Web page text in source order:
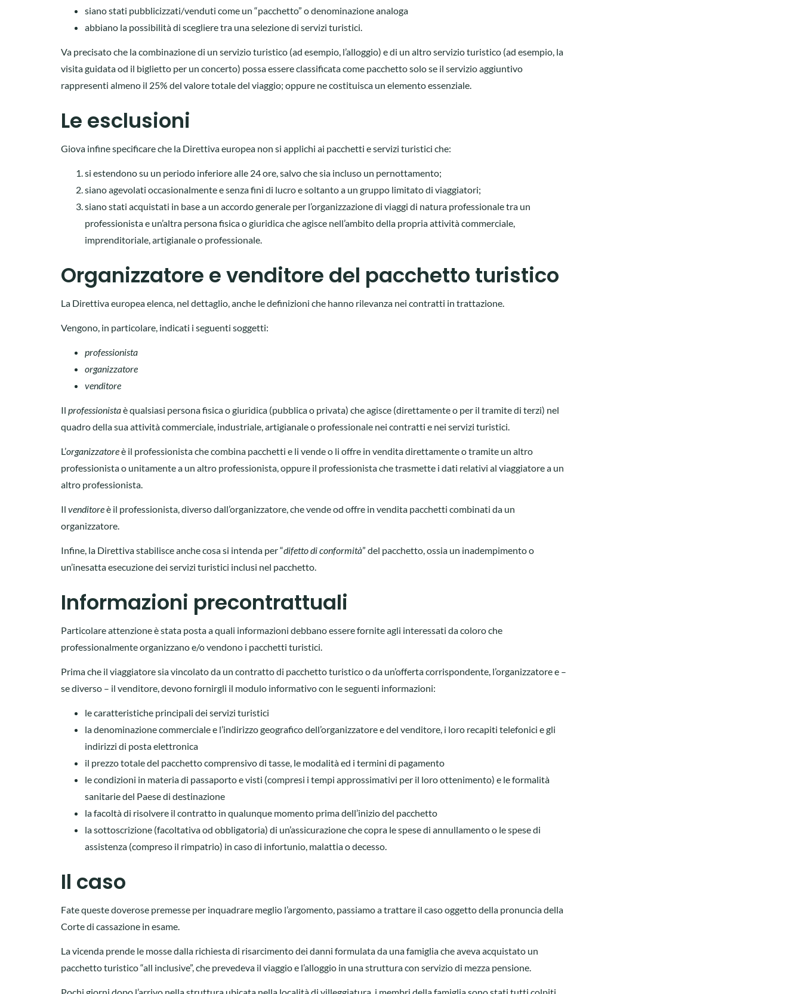
siano stati pubblicizzati/venduti come un “pacchetto” o denominazione analoga
abbiano la possibilità di scegliere tra una selezione di servizi turistici.
Va precisato che la combinazione di un servizio turistico (ad esempio, l’alloggio) e di un altro servizio turistico (ad esempio, la
visita guidata od il biglietto per un concerto) possa essere classificata come pacchetto solo se il servizio aggiuntivo
rappresenti almeno il 25% del valore totale del viaggio; oppure ne costituisca un elemento essenziale.
Le esclusioni
Giova infine specificare che la Direttiva europea non si applichi ai pacchetti e servizi turistici che:
si estendono su un periodo inferiore alle 24 ore, salvo che sia incluso un pernottamento;
siano agevolati occasionalmente e senza fini di lucro e soltanto a un gruppo limitato di viaggiatori;
siano stati acquistati in base a un accordo generale per l’organizzazione di viaggi di natura professionale tra un
professionista e un’altra persona fisica o giuridica che agisce nell’ambito della propria attività commerciale,
imprenditoriale, artigianale o professionale.
Organizzatore e venditore del pacchetto turistico
La Direttiva europea elenca, nel dettaglio, anche le definizioni che hanno rilevanza nei contratti in trattazione.
Vengono, in particolare, indicati i seguenti soggetti:
professionista
organizzatore
venditore
Il professionistaè qualsiasi persona fisica o giuridica (pubblica o privata) che agisce (direttamente o per il tramite di terzi) nel
quadro della sua attività commerciale, industriale, artigianale o professionale nei contratti e nei servizi turistici.
L’organizzatoreè il professionista che combina pacchetti e li vende o li offre in vendita direttamente o tramite un altro
professionista o unitamente a un altro professionista, oppure il professionista che trasmette i dati relativi al viaggiatore a un
altro professionista.
Il venditoreè il professionista, diverso dall’organizzatore, che vende od offre in vendita pacchetti combinati da un
organizzatore.
Infine, la Direttiva stabilisce anche cosa si intenda per “difetto di conformità” del pacchetto, ossia un inadempimento o
un’inesatta esecuzione dei servizi turistici inclusi nel pacchetto.
Informazioni precontrattuali
Particolare attenzione è stata posta a quali informazioni debbano essere fornite agli interessati da coloro che
professionalmente organizzano e/o vendono i pacchetti turistici.
Prima che il viaggiatore sia vincolato da un contratto di pacchetto turistico o da un’offerta corrispondente, l’organizzatore e –
se diverso – il venditore, devono fornirgli il modulo informativo con le seguenti informazioni:
le caratteristiche principali dei servizi turistici
la denominazione commerciale e l’indirizzo geografico dell’organizzatore e del venditore, i loro recapiti telefonici e gli
indirizzi di posta elettronica
il prezzo totale del pacchetto comprensivo di tasse, le modalità ed i termini di pagamento
le condizioni in materia di passaporto e visti (compresi i tempi approssimativi per il loro ottenimento) e le formalità
sanitarie del Paese di destinazione
la facoltà di risolvere il contratto in qualunque momento prima dell’inizio del pacchetto
la sottoscrizione (facoltativa od obbligatoria) di un’assicurazione che copra le spese di annullamento o le spese di
assistenza (compreso il rimpatrio) in caso di infortunio, malattia o decesso.
Il caso
Fate queste doverose premesse per inquadrare meglio l’argomento, passiamo a trattare il caso oggetto della pronuncia della
Corte di cassazione in esame.
La vicenda prende le mosse dalla richiesta di risarcimento dei danni formulata da una famiglia che aveva acquistato un
pacchetto turistico “all inclusive”, che prevedeva il viaggio e l’alloggio in una struttura con servizio di mezza pensione.